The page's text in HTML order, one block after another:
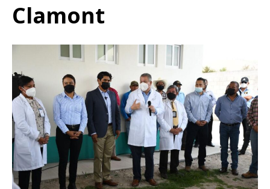
Clamont